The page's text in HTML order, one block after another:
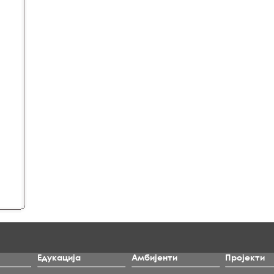
Едукација
Амбијенти
Пројекти